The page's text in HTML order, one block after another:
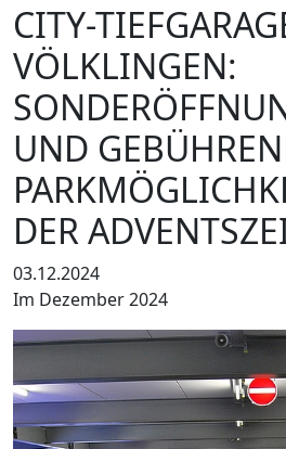
CITY-
VÖLKLINGEN:
UND
DER
03.12.2024
Im Dezember 2024